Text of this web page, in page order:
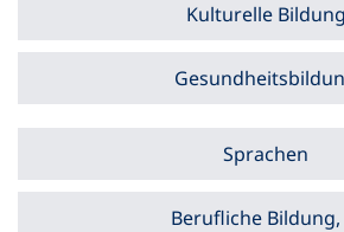
Kulturelle Bildung
Sprachen
Berufliche Bildung,